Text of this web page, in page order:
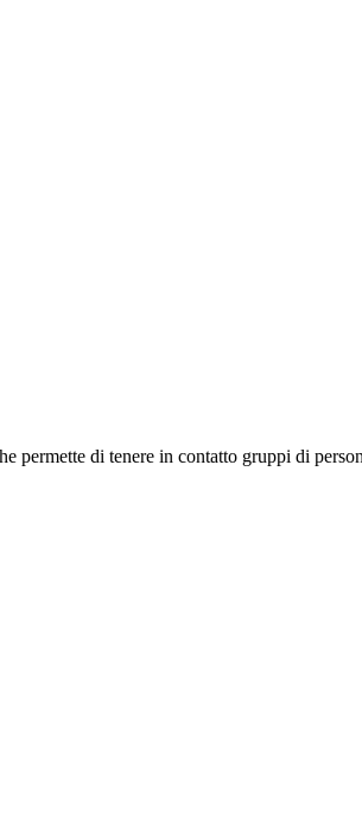
permette di tenere in contatto gruppi di